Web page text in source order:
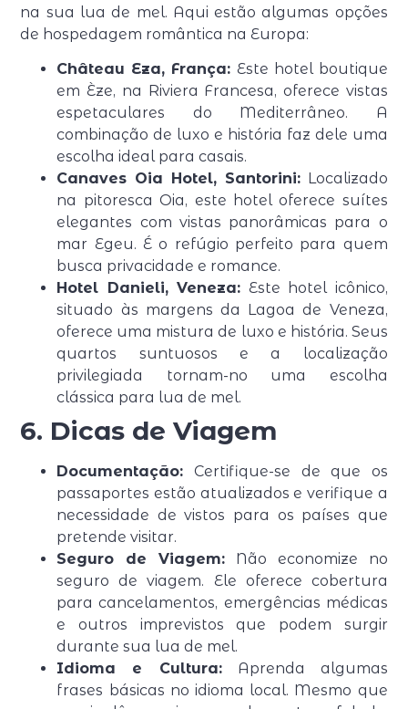
na sua lua de mel. Aqui estão algumas opções
de hospedagem romântica na Europa:
Château Eza, França: Este hotel boutique
em Èze, na Riviera Francesa, oferece vistas
espetaculares do Mediterrâneo. A
combinação de luxo e história faz dele uma
escolha ideal para casais.
Canaves Oia Hotel, Santorini:Localizado
na pitoresca Oia, este hotel oferece suítes
elegantes com vistas panorâmicas para o
mar Egeu. É o refúgio perfeito para quem
busca privacidade e romance.
Hotel Danieli, Veneza: Este hotel icônico,
situado às margens da Lagoa de Veneza,
oferece uma mistura de luxo e história. Seus
quartos suntuosos e a localização
privilegiada tornam-no uma escolha
clássica para lua de mel.
6. Dicas de Viagem
Documentação: Certifique-se de que os
passaportes estão atualizados e verifique a
necessidade de vistos para os países que
pretende visitar.
Seguro de Viagem: Não economize no
seguro de viagem. Ele oferece cobertura
para cancelamentos, emergências médicas
e outros imprevistos que podem surgir
durante sua lua de mel.
Idioma e Cultura:Aprenda algumas
frases básicas no idioma local. Mesmo que